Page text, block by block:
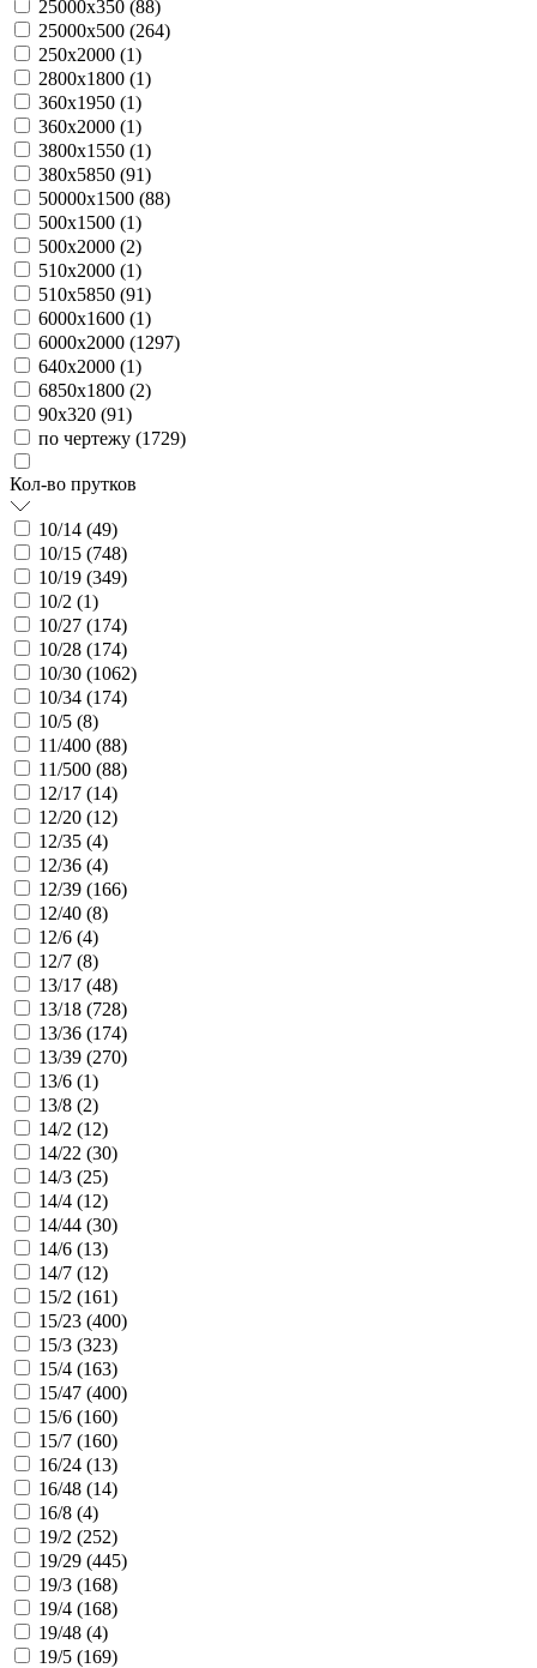
25000х350 (88)
25000х500 (264)
250х2000 (1)
2800х1800 (1)
360х1950 (1)
360х2000 (1)
3800х1550 (1)
380х5850 (91)
50000х1500 (88)
500х1500 (1)
500х2000 (2)
510х2000 (1)
510х5850 (91)
6000х1600 (1)
6000х2000 (1297)
640х2000 (1)
6850х1800 (2)
90х320 (91)
по чертежу (1729)
Кол-во прутков
10/14 (49)
10/15 (748)
10/19 (349)
10/2 (1)
10/27 (174)
10/28 (174)
10/30 (1062)
10/34 (174)
10/5 (8)
11/400 (88)
11/500 (88)
12/17 (14)
12/20 (12)
12/35 (4)
12/36 (4)
12/39 (166)
12/40 (8)
12/6 (4)
12/7 (8)
13/17 (48)
13/18 (728)
13/36 (174)
13/39 (270)
13/6 (1)
13/8 (2)
14/2 (12)
14/22 (30)
14/3 (25)
14/4 (12)
14/44 (30)
14/6 (13)
14/7 (12)
15/2 (161)
15/23 (400)
15/3 (323)
15/4 (163)
15/47 (400)
15/6 (160)
15/7 (160)
16/24 (13)
16/48 (14)
16/8 (4)
19/2 (252)
19/29 (445)
19/3 (168)
19/4 (168)
19/48 (4)
19/5 (169)